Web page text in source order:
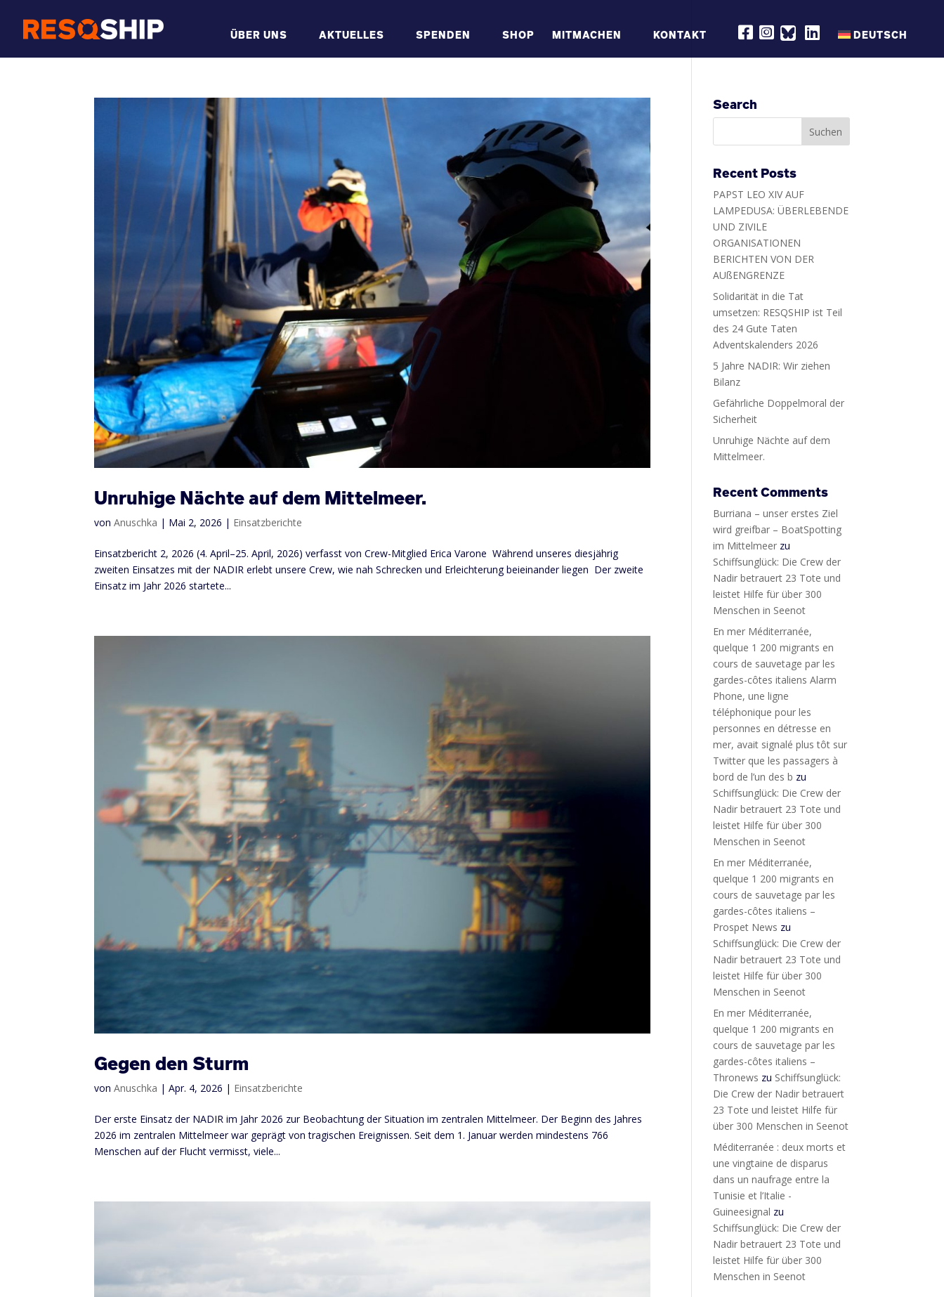
ÜBER UNS AKTUELLES SPENDEN SHOP MITMACHEN KONTAKT
R
E
Q
O
N
C
O
K
R
E
Q
N
S
G
A
M
R
E
Q
N
I
N
DEUTSCH
Unruhige Nächte auf dem Mittelmeer.
vonAnuschka | Mai 2, 2026 | Einsatzberichte
Einsatzbericht 2, 2026 (4. April–25. April, 2026) verfasst von Crew-Mitglied Erica Varone Während unseres diesjährig
zweiten Einsatzes mit der NADIR erlebt unsere Crew, wie nah Schrecken und Erleichterung beieinander liegen Der zweite
Einsatz im Jahr 2026 startete...
Gegen den Sturm
vonAnuschka |Apr. 4, 2026 | Einsatzberichte
Der erste Einsatz der NADIR im Jahr 2026 zur Beobachtung der Situation im zentralen Mittelmeer. Der Beginn des Jahres
2026 im zentralen Mittelmeer war geprägt von tragischen Ereignissen. Seit dem 1. Januar werden mindestens 766
Menschen auf der Flucht vermisst, viele...
Search
Recent Posts
PAPST LEO XIV AUF
LAMPEDUSA: ÜBERLEBENDE
UND ZIVILE
ORGANISATIONEN
BERICHTEN VON DER
AUßENGRENZE
Solidarität in die Tat
umsetzen: RESQSHIP ist Teil
des 24 Gute Taten
Adventskalenders 2026
5 Jahre NADIR: Wir ziehen
Bilanz
Gefährliche Doppelmoral der
Sicherheit
Unruhige Nächte auf dem
Mittelmeer.
Recent Comments
Burriana – unser erstes Ziel
wird greifbar – BoatSpotting
im Mittelmeer zu
Schiffsunglück: Die Crew der
Nadir betrauert 23 Tote und
leistet Hilfe für über 300
Menschen in Seenot
En mer Méditerranée,
quelque 1 200 migrants en
cours de sauvetage par les
gardes-côtes italiens Alarm
Phone, une ligne
téléphonique pour les
personnes en détresse en
mer, avait signalé plus tôt sur
Twitter que les passagers à
bord de l’un des b zu
Schiffsunglück: Die Crew der
Nadir betrauert 23 Tote und
leistet Hilfe für über 300
Menschen in Seenot
En mer Méditerranée,
quelque 1 200 migrants en
cours de sauvetage par les
gardes-côtes italiens –
Prospet News zu
Schiffsunglück: Die Crew der
Nadir betrauert 23 Tote und
leistet Hilfe für über 300
Menschen in Seenot
En mer Méditerranée,
quelque 1 200 migrants en
cours de sauvetage par les
gardes-côtes italiens –
Thronews zu Schiffsunglück:
Die Crew der Nadir betrauert
23 Tote und leistet Hilfe für
über 300 Menschen in Seenot
Méditerranée : deux morts et
une vingtaine de disparus
dans un naufrage entre la
Tunisie et l’Italie -
Guineesignal zu
Schiffsunglück: Die Crew der
Nadir betrauert 23 Tote und
leistet Hilfe für über 300
Menschen in Seenot